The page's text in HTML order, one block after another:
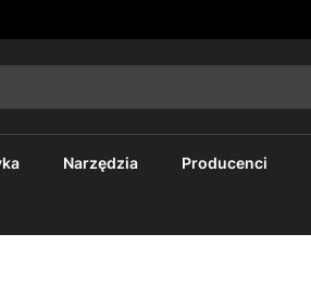
Narzędzia Producenci